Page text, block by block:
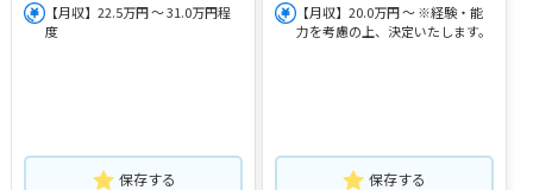
【月収】22.5万円 ～ 31.0万円程
度
保存する
【月収】20.0万円 ～ ※経験・能
力を考慮の上、決定いたします。
保存する